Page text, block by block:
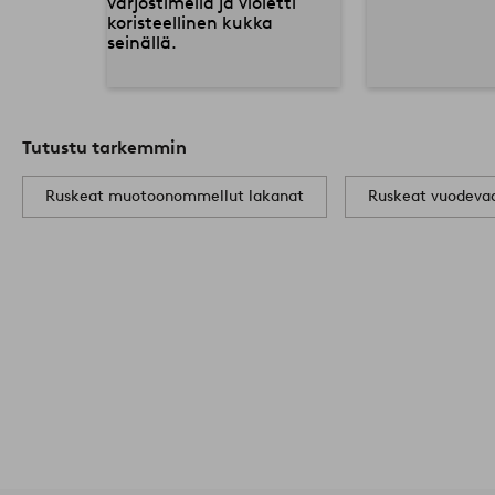
Tutustu tarkemmin
Ruskeat muotoonommellut lakanat Ruskeat